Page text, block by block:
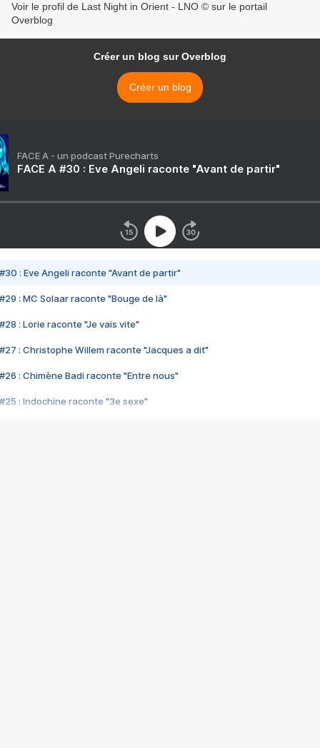
Voir le profil de Last Night in Orient - LNO © sur le portail
Overblog
Créer un blog sur Overblog
Créer un blog
FACE A - un podcast Purecharts
FACE A #30 : Eve Angeli raconte "Avant de partir"
#30 : Eve Angeli raconte "Avant de partir"
#29 : MC Solaar raconte "Bouge de là"
#28 : Lorie raconte "Je vais vite"
#27 : Christophe Willem raconte "Jacques a dit"
#26 : Chimène Badi raconte "Entre nous"
#25 : Indochine raconte "3e sexe"